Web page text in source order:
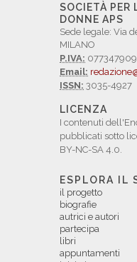
SOCIETÀ PER
DONNE APS
Sede legale: Via
MILANO
P.IVA:
Email:
ISSN: 3035-4927
LICENZA
I contenuti
pubblicati sotto
BY-NC-SA 4.0.
ESPLORA IL
il progetto
biografie
autrici e autori
partecipa
libri
appuntamenti